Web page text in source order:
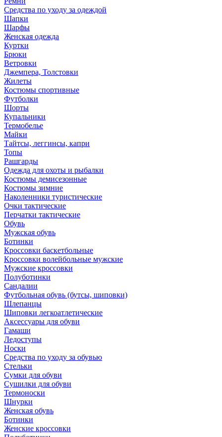
Средства по уходу за одеждой
Шапки
Шарфы
Женская одежда
Куртки
Брюки
Ветровки
Джемпера, Толстовки
Жилеты
Костюмы спортивные
Футболки
Шорты
Купальники
Термобелье
Майки
Тайтсы, леггинсы, капри
Топы
Рашгарды
Одежда для охоты и рыбалки
Костюмы демисезонные
Костюмы зимние
Наколенники туристические
Очки тактические
Перчатки тактические
Обувь
Мужская обувь
Ботинки
Кроссовки баскетбольные
Кроссовки волейбольные мужские
Мужские кроссовки
Полуботинки
Сандалии
Футбольная обувь (бутсы, шиповки)
Шлепанцы
Шиповки легкоатлетические
Аксессуары для обуви
Гамаши
Ледоступы
Носки
Средства по уходу за обувью
Стельки
Сумки для обуви
Сушилки для обуви
Термоноски
Шнурки
Женская обувь
Ботинки
Женские кроссовки